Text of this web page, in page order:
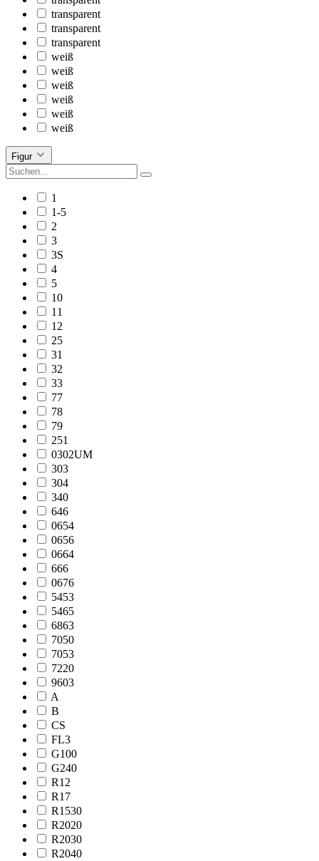
transparent
transparent
transparent
weiß
weiß
weiß
weiß
weiß
weiß
Figur
1
1-5
2
3
3S
4
5
10
11
12
25
31
32
33
77
78
79
251
0302UM
303
304
340
646
0654
0656
0664
666
0676
5453
5465
6863
7050
7053
7220
9603
A
B
CS
FL3
G100
G240
R12
R17
R1530
R2020
R2030
R2040